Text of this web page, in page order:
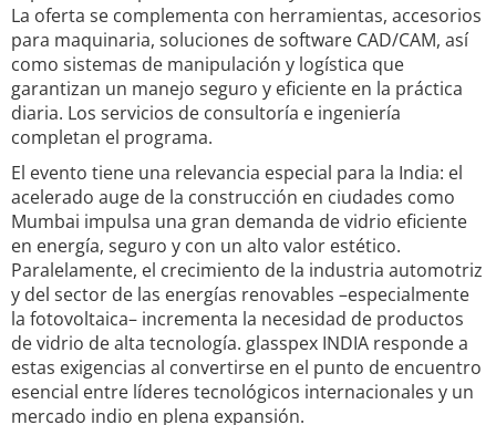
La oferta se complementa con herramientas, accesorios
para maquinaria, soluciones de software CAD/CAM, así
como sistemas de manipulación y logística que
garantizan un manejo seguro y eficiente en la práctica
diaria. Los servicios de consultoría e ingeniería
completan el programa.
El evento tiene una relevancia especial para la India: el
acelerado auge de la construcción en ciudades como
Mumbai impulsa una gran demanda de vidrio eficiente
en energía, seguro y con un alto valor estético.
Paralelamente, el crecimiento de la industria automotriz
y del sector de las energías renovables –especialmente
la fotovoltaica– incrementa la necesidad de productos
de vidrio de alta tecnología. glasspex INDIA responde a
estas exigencias al convertirse en el punto de encuentro
esencial entre líderes tecnológicos internacionales y un
mercado indio en plena expansión.